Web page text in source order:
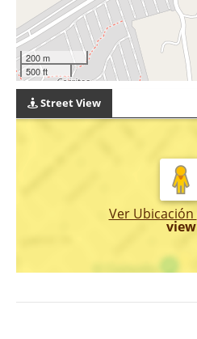
200 m
500 ft
Street View
Ver Ubicación
view